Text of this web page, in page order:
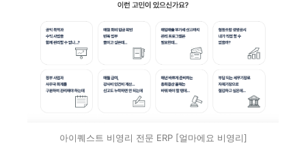
아이퀘스트 비영리 전문 ERP [얼마에요 비영리]